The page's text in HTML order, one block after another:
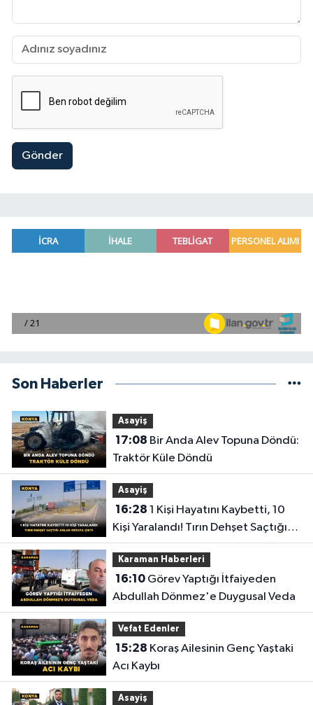
Gönder
Son Haberler
Asayiş
17:08
Traktör Küle Döndü
Asayiş
16:28
Kişi Yaralandı! Tırın Dehşet Saçtığı
Anlar Ortaya Çıktı
Karaman Haberleri
16:10Görev Yaptığı İtfaiyeden
Abdullah Dönmez'e Duygusal Veda
Vefat Edenler
15:28
Acı Kaybı
Asayiş